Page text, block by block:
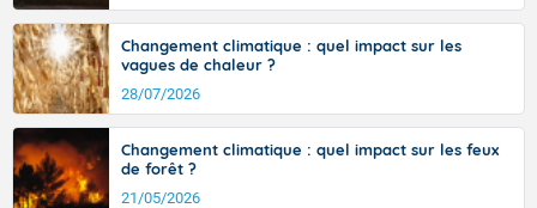
Changement climatique : quel impact sur les
vagues de chaleur ?
28/07/2026
Changement climatique : quel impact sur les feux
de forêt ?
21/05/2026